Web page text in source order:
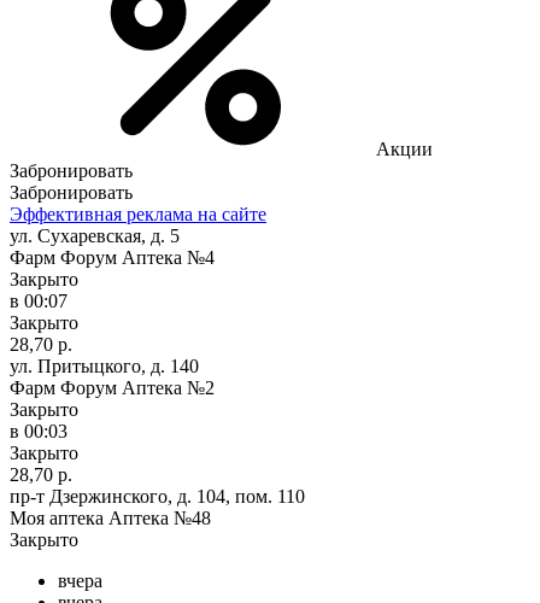
Акции
Забронировать
Забронировать
Эффективная реклама на сайте
ул. Сухаревская, д. 5
Фарм Форум Аптека №4
Закрыто
в 00:07
Закрыто
28,70 р.
ул. Притыцкого, д. 140
Фарм Форум Аптека №2
Закрыто
в 00:03
Закрыто
28,70 р.
пр-т Дзержинского, д. 104, пом. 110
Моя аптека Аптека №48
Закрыто
вчера